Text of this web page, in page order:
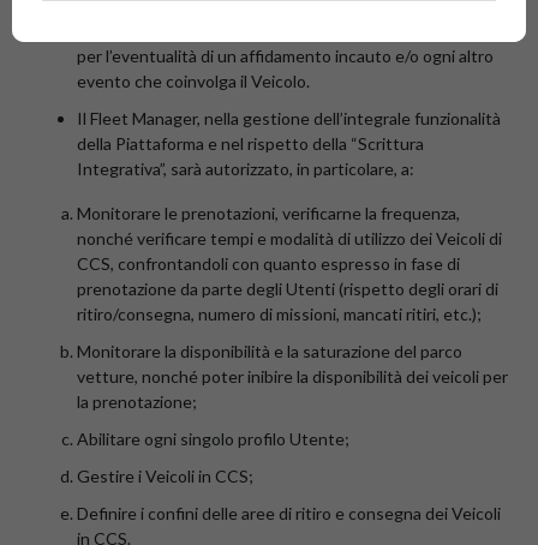
corretto adempimento previsto dal presente articolo,
per l’eventualità di un affidamento incauto e/o ogni altro
evento che coinvolga il Veicolo.
Il Fleet Manager, nella gestione dell’integrale funzionalità
della Piattaforma e nel rispetto della “Scrittura
Integrativa”, sarà autorizzato, in particolare, a:
Monitorare le prenotazioni, verificarne la frequenza,
nonché verificare tempi e modalità di utilizzo dei Veicoli di
CCS, confrontandoli con quanto espresso in fase di
prenotazione da parte degli Utenti (rispetto degli orari di
ritiro/consegna, numero di missioni, mancati ritiri, etc.);
Monitorare la disponibilità e la saturazione del parco
vetture, nonché poter inibire la disponibilità dei veicoli per
la prenotazione;
Abilitare ogni singolo profilo Utente;
Gestire i Veicoli in CCS;
Definire i confini delle aree di ritiro e consegna dei Veicoli
in CCS.